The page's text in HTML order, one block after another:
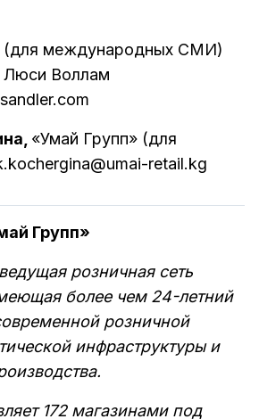
(для международных СМИ)
Люси Воллам
«Умай Групп» (для
retail.kg
Групп»
розничная сеть
более чем 24-летний
розничной
инфраструктуры и
172 магазинами под